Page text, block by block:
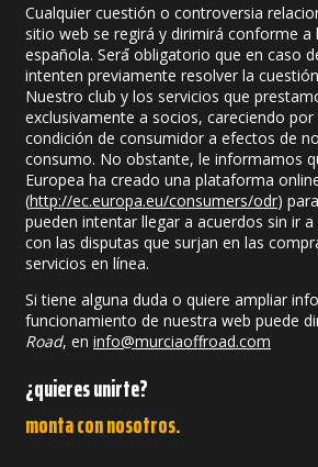
Cualquier cuestión o controversia
sitio web se regirá y dirimirá conforme a
española. Será́ obligatorio que en caso
intenten previamente resolver la
Nuestro club y los servicios que
exclusivamente a socios, careciendo
condición de consumidor a efectos de
consumo. No obstante, le informamos
Europea ha creado una plataforma
(http://ec.europa.eu/consumers/odr)
pueden intentar llegar a acuerdos sin ir
con las disputas que surjan en las
servicios en línea.
Si tiene alguna duda o quiere ampliar
funcionamiento de nuestra web puede
Road, en info@murciaoffroad.com
¿quieres unirte?
monta con nosotros.